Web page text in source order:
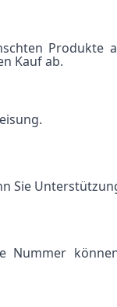
Produkte
Kauf ab.
Sie
Nummer